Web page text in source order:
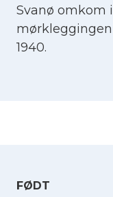
Svanø omkom
1940.
FØDT